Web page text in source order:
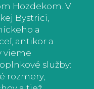
Hozdekom. V
Bystrici,
a
antikor a
vieme
služby:
rozmery,